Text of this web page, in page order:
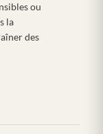
ou
la
des